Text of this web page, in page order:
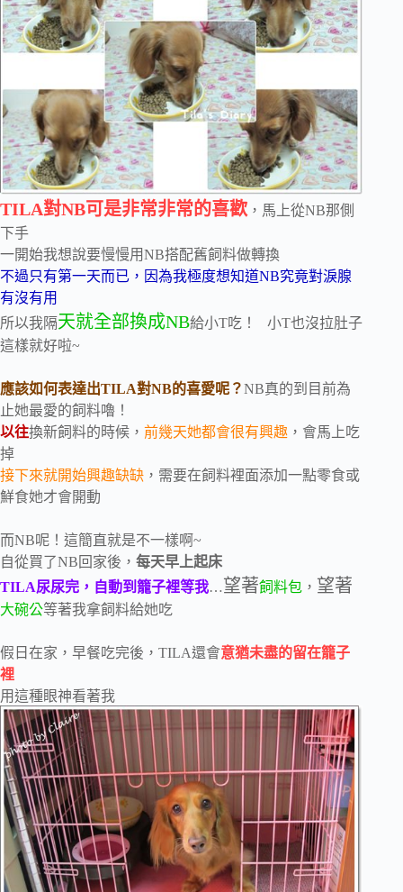
TILA對NB可是非常非常的喜歡 ，馬上從NB那側
下手
一開始我想說要慢慢用NB搭配舊飼料做轉換
不過只有第一天而已，因為我極度想知道NB究竟對淚腺
有沒有用
所以我隔天就全部換成NB給小T吃！ 小T也沒拉肚子
這樣就好啦~
應該如何表達出TILA對NB的喜愛呢？NB真的到目前為
止她最愛的飼料嚕！
以往換新飼料的時候， 前幾天她都會很有興趣 ，會馬上吃
掉
接下來就開始興趣缺缺 ，需要在飼料裡面添加一點零食或
鮮食她才會開動
而NB呢！這簡直就是不一樣啊~
自從買了NB回家後， 每天早上起床
TILA尿尿完，自動到籠子裡等我…望著飼料包 ， 望著
大碗公等著我拿飼料給她吃
假日在家，早餐吃完後，TILA還會意猶未盡的留在籠子
裡
用這種眼神看著我